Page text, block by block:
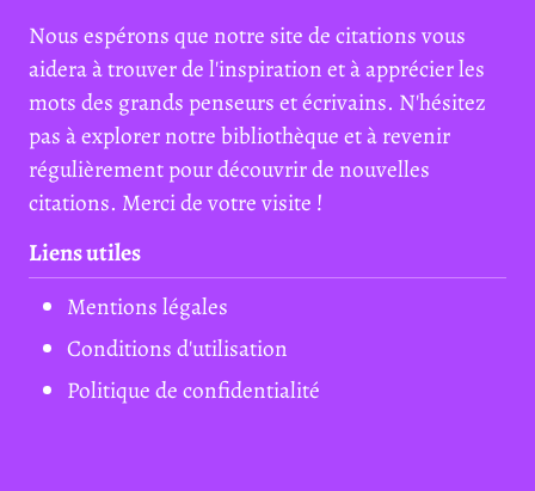
Nous espérons que notre site de citations vous
aidera à trouver de l'inspiration et à apprécier les
mots des grands penseurs et écrivains. N'hésitez
pas à explorer notre bibliothèque et à revenir
régulièrement pour découvrir de nouvelles
citations. Merci de votre visite !
Liens utiles
Mentions légales
Conditions d'utilisation
Politique de confidentialité